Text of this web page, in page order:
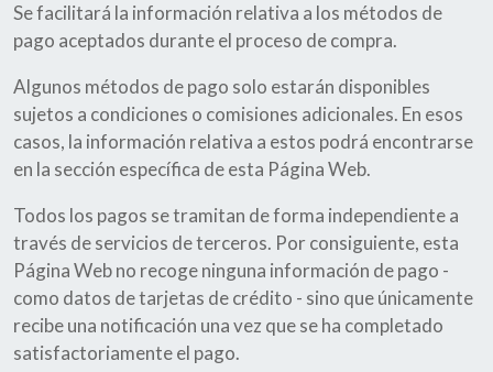
Se facilitará la información relativa a los métodos de
pago aceptados durante el proceso de compra.
Algunos métodos de pago solo estarán disponibles
sujetos a condiciones o comisiones adicionales. En esos
casos, la información relativa a estos podrá encontrarse
en la sección específica de esta Página Web.
Todos los pagos se tramitan de forma independiente a
través de servicios de terceros. Por consiguiente, esta
Página Web no recoge ninguna información de pago -
como datos de tarjetas de crédito - sino que únicamente
recibe una notificación una vez que se ha completado
satisfactoriamente el pago.